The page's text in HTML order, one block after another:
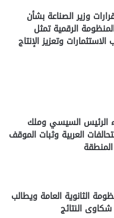
وزير الصناعة بشأن
الرقمية تمثل
وتعزيز الإنتاج
الرئيس السيسي وملك
العربية وثبات الموقف
الثانوية العامة ويطالب
النتائج